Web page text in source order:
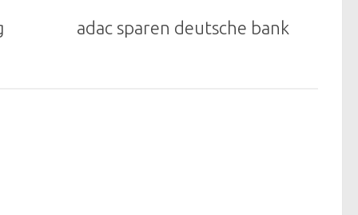
adac sparen deutsche bank